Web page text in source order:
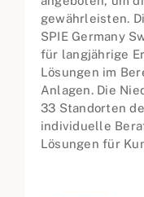
gewährleisten.
SPIE Germany
für langjährige
Lösungen im
Anlagen. Die
33 Standorten
individuelle
Lösungen für